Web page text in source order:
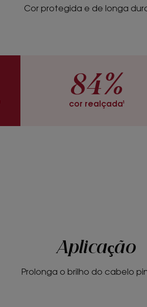
**Avaliação clínica da
*De acordo com a Norma OCDE
Cor protegida e de longa
84%
cor realçada¹
Aplicação
Prolonga o brilho do cabelo